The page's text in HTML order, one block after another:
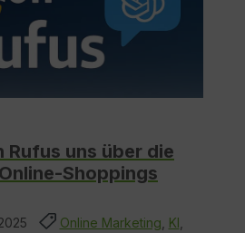
Rufus uns über die
Shoppings
Online Marketing KI